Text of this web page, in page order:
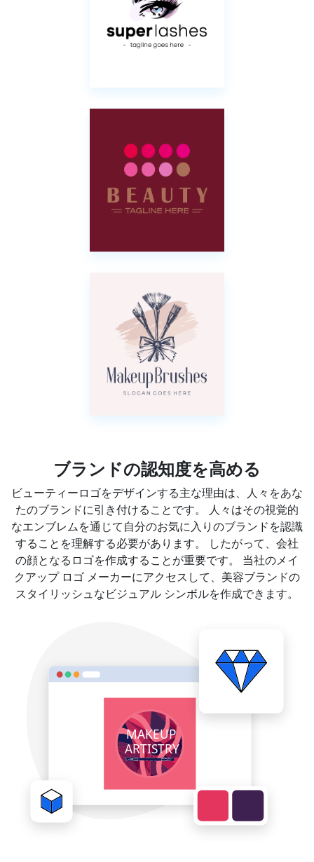
ブランドの認知度を高める
ビューティーロゴをデザインする主な理由は、人々をあな
たのブランドに引き付けることです。 人々はその視覚的
なエンブレムを通じて自分のお気に入りのブランドを認識
することを理解する必要があります。 したがって、会社
の顔となるロゴを作成することが重要です。 当社のメイ
クアップ ロゴ メーカーにアクセスして、美容ブランドの
スタイリッシュなビジュアル シンボルを作成できます。